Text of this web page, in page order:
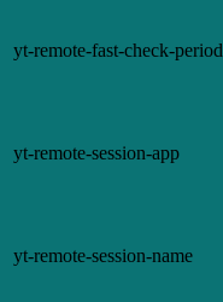
yt-remote-fast-check-period
yt-remote-session-app
yt-remote-session-name